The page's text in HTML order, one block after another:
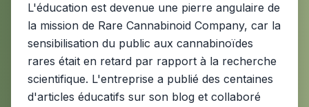
L'éducation est devenue une pierre angulaire de
la mission de Rare Cannabinoid Company, car la
sensibilisation du public aux cannabinoïdes
rares était en retard par rapport à la recherche
scientifique. L'entreprise a publié des centaines
d'articles éducatifs sur son blog et collaboré